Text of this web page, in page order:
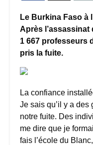
Le Burkina Faso à
Après l’assassinat
1 667 professeurs
pris la fuite.
La confiance
Je sais qu’il y a
notre fuite. Des
me dire que je
fais l’école du